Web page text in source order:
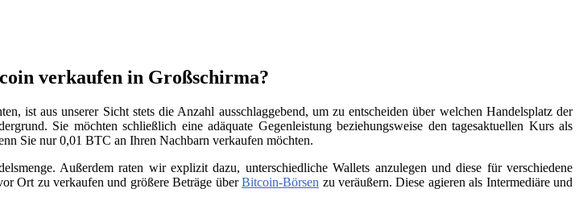
verkaufen in Großschirma?
ist aus unserer Sicht stets die Anzahl ausschlaggebend, um zu entscheiden über welchen Handelsplatz der
Sie möchten schließlich eine adäquate Gegenleistung beziehungsweise den tagesaktuellen Kurs als
Sie nur 0,01 BTC an Ihren Nachbarn verkaufen möchten.
Außerdem raten wir explizit dazu, unterschiedliche Wallets anzulegen und diese für verschiedene
Ort zu verkaufen und größere Beträge überBitcoin-Börsen zu veräußern. Diese agieren als Intermediäre und